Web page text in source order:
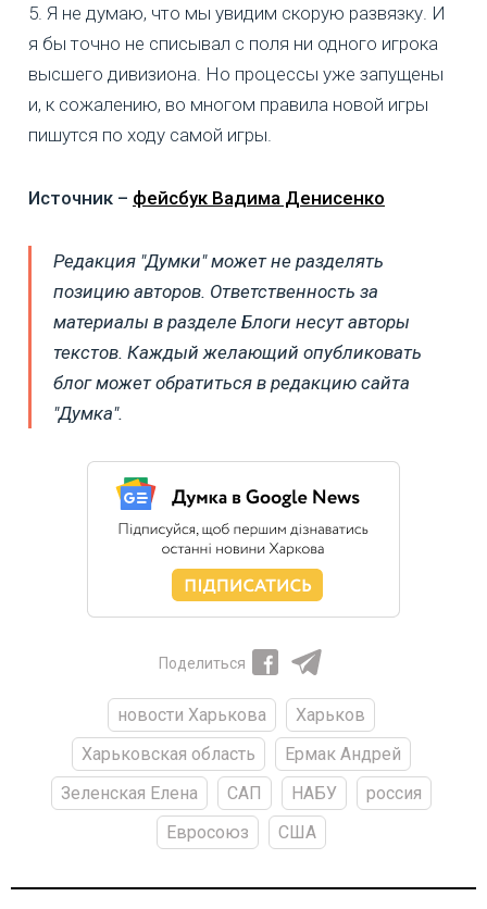
5. Я не думаю, что мы увидим скорую развязку. И
я бы точно не списывал с поля ни одного игрока
высшего дивизиона. Но процессы уже запущены
и, к сожалению, во многом правила новой игры
пишутся по ходу самой игры.
Источник – фейсбук Вадима Денисенко
Редакция "Думки" может не разделять
позицию авторов. Ответственность за
материалы в разделе Блоги несут авторы
текстов. Каждый желающий опубликовать
блог может обратиться в редакцию сайта
"Думка".
Поделиться
новости Харькова
Харьков
Харьковская область
Ермак Андрей
Зеленская Елена
САП НАБУ
россия
Евросоюз
США